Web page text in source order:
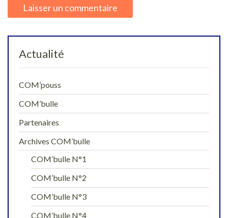
Actualité
COM’pouss
COM’bulle
Partenaires
Archives COM’bulle
COM’bulle N°1
COM’bulle N°2
COM’bulle N°3
COM’bulle N°4